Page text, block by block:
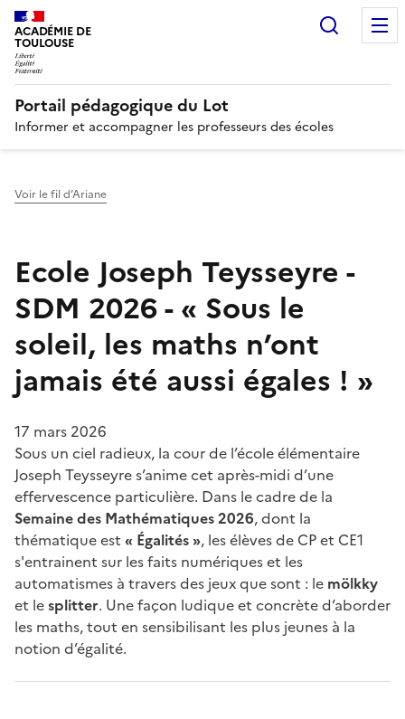
ACADÉMIE DE
TOULOUSE
Portail pédagogique du Lot
Informer et accompagner les professeurs des écoles
Voir le fil d’Ariane
Ecole Joseph Teysseyre -
SDM 2026 - « Sous le
soleil, les maths n’ont
jamais été aussi égales ! »
17 mars 2026
Sous un ciel radieux, la cour de l’école élémentaire
Joseph Teysseyre s’anime cet après-midi d’une
effervescence particulière. Dans le cadre de la
Semaine des Mathématiques 2026, dont la
thématique est « Égalités », les élèves de CP et CE1
s'entrainent sur les faits numériques et les
automatismes à travers des jeux que sont : le mölkky
et lesplitter. Une façon ludique et concrète d’aborder
les maths, tout en sensibilisant les plus jeunes à la
notion d’égalité.